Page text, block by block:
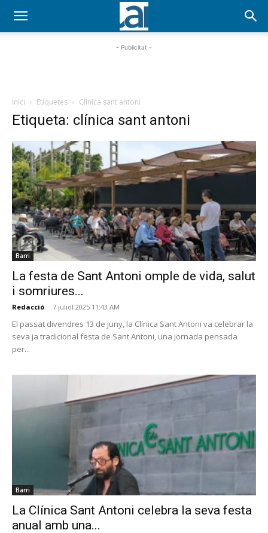
- Publicitat -
Inici Etiquetes Clínica sant antoni
Etiqueta: clínica sant antoni
Barri
La festa de Sant Antoni omple de vida, salut
i somriures...
Redacció - 7 juliol 2025 11:43 AM
El passat divendres 13 de juny, la Clínica Sant Antoni va celebrar la
seva ja tradicional festa de Sant Antoni, una jornada pensada
per...
Barri
La Clínica Sant Antoni celebra la seva festa
anual amb una...